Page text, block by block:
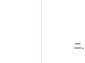
二、